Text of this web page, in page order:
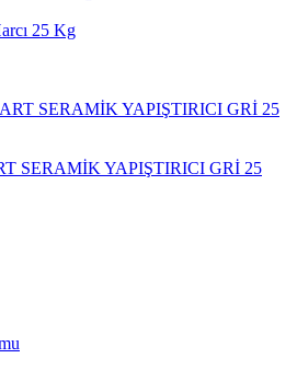
25 Kg
SERAMİK YAPIŞTIRICI GRİ 25